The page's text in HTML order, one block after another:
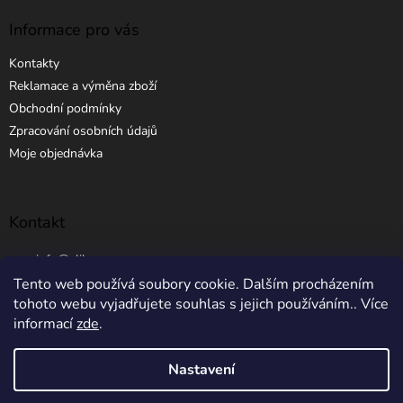
Tento web používá soubory cookie. Dalším procházením
tohoto webu vyjadřujete souhlas s jejich používáním.. Více
informacízde.
Nastavení
Informace pro vás
Kontakty
Reklamace a výměna zboží
Obchodní podmínky
Zpracování osobních údajů
Moje objednávka
Kontakt
info @ elibros.cz
+420 734 184 444